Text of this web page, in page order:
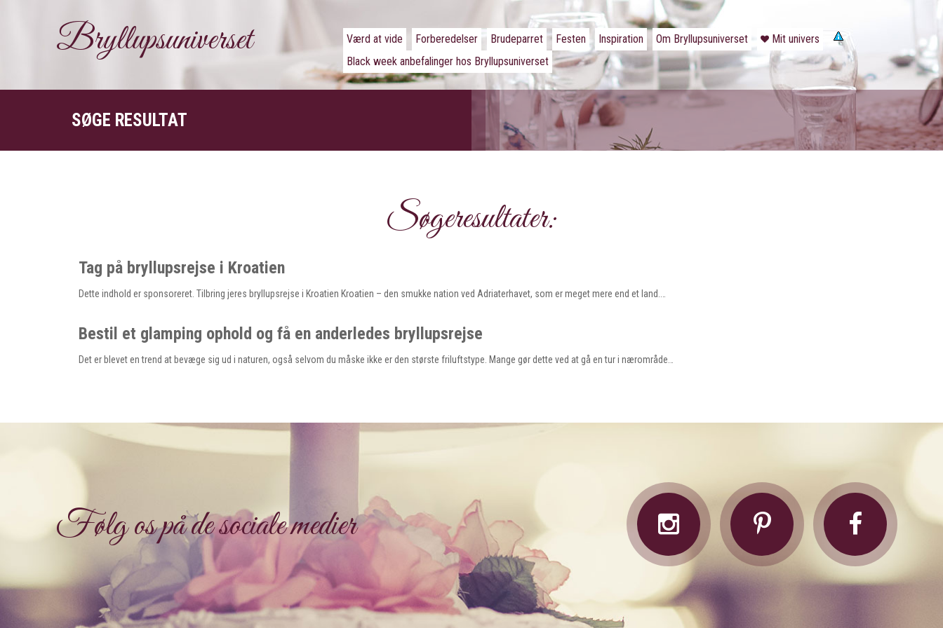
Bryllupsuniverset Værd at vide Forberedelser Brudeparret Festen Inspiration Om Bryllupsuniverset
Mit univers
Black week anbefalinger hos Bryllupsuniverset
SØGE RESULTAT
Søgeresultater:
Tag på bryllupsrejse i Kroatien
Dette indhold er sponsoreret. Tilbring jeres bryllupsrejse i Kroatien Kroatien – den smukke nation ved Adriaterhavet, som er meget mere end et land.…
Bestil et glamping ophold og få en anderledes bryllupsrejse
Det er blevet en trend at bevæge sig ud i naturen, også selvom du måske ikke er den største friluftstype. Mange gør dette ved at gå en tur i nærområde…
Følg os på de sociale medier